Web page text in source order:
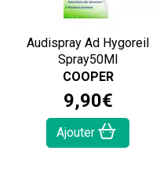
Audispray Ad Hygoreil
Spray50Ml
COOPER
9,90€
Ajouter